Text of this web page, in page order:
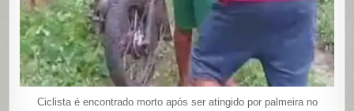
Ciclista é encontrado morto após ser atingido por palmeira no